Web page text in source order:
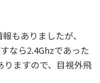
もありましたが、
なら2.4Ghzであった
りますので、目視外飛